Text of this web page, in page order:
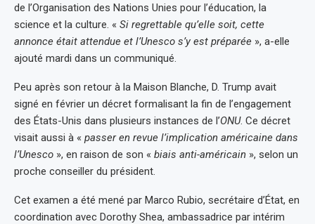
de l’Organisation des Nations Unies pour l’éducation, la
science et la culture. « Si regrettable qu’elle soit, cette
annonce était attendue et l’Unesco s’y est préparée », a-elle
ajouté mardi dans un communiqué.
Peu après son retour à la Maison Blanche, D. Trump avait
signé en février un décret formalisant la fin de l’engagement
des États-Unis dans plusieurs instances de l’ONU. Ce décret
visait aussi à « passer en revue l’implication américaine dans
l’Unesco », en raison de son « biais anti-américain », selon un
proche conseiller du président.
Cet examen a été mené par Marco Rubio, secrétaire d’État, en
coordination avec Dorothy Shea, ambassadrice par intérim